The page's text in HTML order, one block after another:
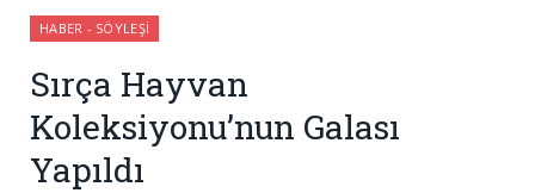
HABER - SÖYLEŞI
Sırça Hayvan
Koleksiyonu’nun Galası
Yapıldı